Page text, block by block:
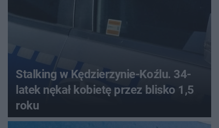
Stalking w Kędzierzynie-Koźlu. 34-
latek nękał kobietę przez blisko 1,5
roku